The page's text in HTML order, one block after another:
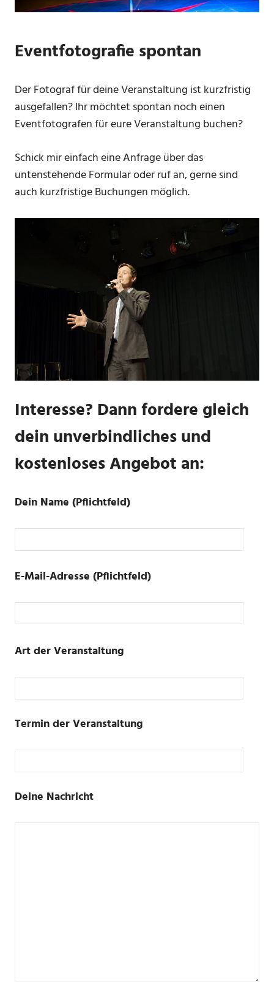
Eventfotografie spontan
Der Fotograf für deine Veranstaltung ist kurzfristig
ausgefallen? Ihr möchtet spontan noch einen
Eventfotografen für eure Veranstaltung buchen?
Schick mir einfach eine Anfrage über das
untenstehende Formular oder ruf an, gerne sind
auch kurzfristige Buchungen möglich.
Interesse? Dann fordere gleich
dein unverbindliches und
kostenloses Angebot an:
Dein Name (Pflichtfeld)
lasse
leer.
E-Mail-Adresse (Pflichtfeld)
lasse
leer.
lasse
leer.
Art der Veranstaltung
Termin der Veranstaltung
Deine Nachricht